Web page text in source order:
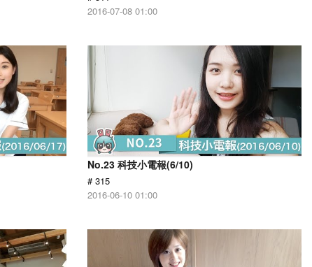
2016-07-08 01:00
No.23 科技小電報(6/10)
# 315
2016-06-10 01:00